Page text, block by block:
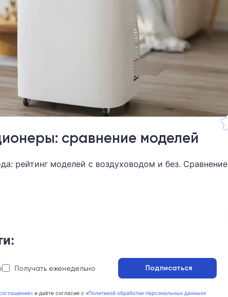
сравнение моделей
рейтинг моделей с воздуховодом и без. Сравнение
Получать еженедельно Подписаться
и даёте согласие с «Политикой обработки персональных данных»